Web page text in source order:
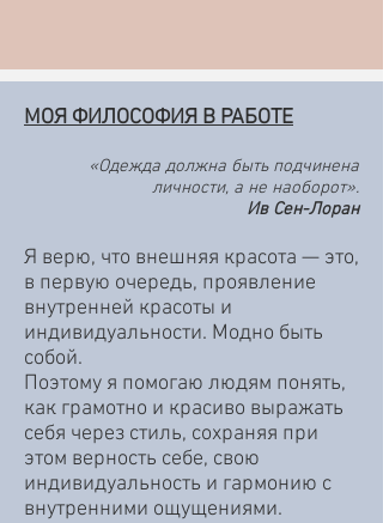
МОЯ ФИЛОСОФИЯ В РАБОТЕ
«Одежда должна быть подчинена
личности, а не наоборот».
Ив Сен-Лоран
Я верю, что внешняя красота — это,
в первую очередь, проявление
внутренней красоты и
индивидуальности. Модно быть
собой.
Поэтому я помогаю людям понять,
как грамотно и красиво выражать
себя через стиль, сохраняя при
этом верность себе, свою
индивидуальность и гармонию с
внутренними ощущениями.